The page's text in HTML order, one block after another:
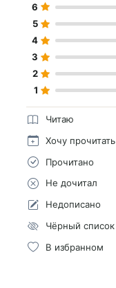
6
5
4
3
2
1
Читаю
Хочу прочитать
Прочитано
Не дочитал
Недописано
Чёрный список
В избранном